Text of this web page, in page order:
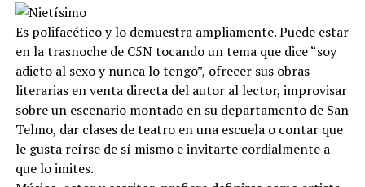
Es polifacético y lo demuestra ampliamente. Puede estar
en la trasnoche de C5N tocando un tema que dice “soy
adicto al sexo y nunca lo tengo”, ofrecer sus obras
literarias en venta directa del autor al lector, improvisar
sobre un escenario montado en su departamento de San
Telmo, dar clases de teatro en una escuela o contar que
le gusta reírse de sí mismo e invitarte cordialmente a
que lo imites.